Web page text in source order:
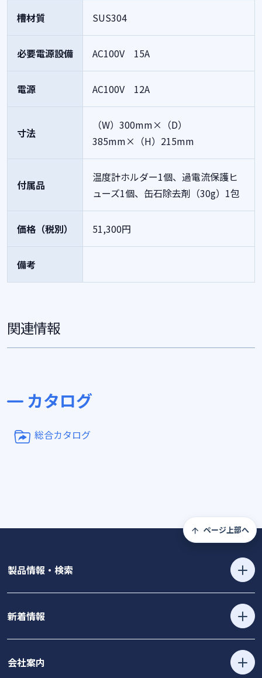
槽材質 SUS304
必要電源設備 AC100V 15A
電源 AC100V 12A
寸法
（W）300mm×（D）
385mm×（H）215mm
付属品
温度計ホルダー1個、過電流保護ヒ
ューズ1個、缶石除去剤（30g）1包
価格（税別） 51,300円
備考
関連情報
カタログ
総合カタログ
ページ上部へ
製品情報・検索
新着情報
会社案内